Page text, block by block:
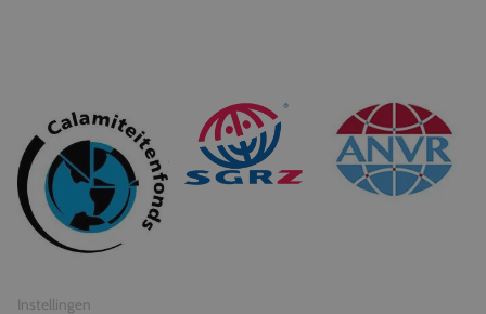
© 2026 Travel Inventive
Algemene voorwaarden
Privacy statement
Instellingen